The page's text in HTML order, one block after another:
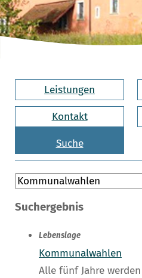
Leistungen
Kontakt
Suche
Suchergebnis
Lebenslage
Kommunalwahlen
Alle fünf Jahre